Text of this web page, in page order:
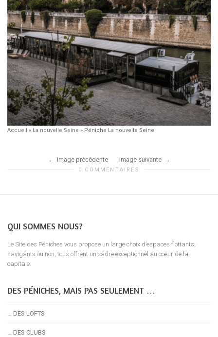
Accueil » La nouvelle Seine » Péniche La nouvelle Seine
Image précédente Image suivante
0 COMMENTAIRES
QUI SOMMES NOUS?
Le Site des Péniches vous propose un large choix d’espaces flottants;
navigants ou non, tous offrent un cadre exceptionnel au coeur de la
capitale.
DES PÉNICHES, MAIS PAS SEULEMENT …
… DES LOFTS
… DES CLUBS